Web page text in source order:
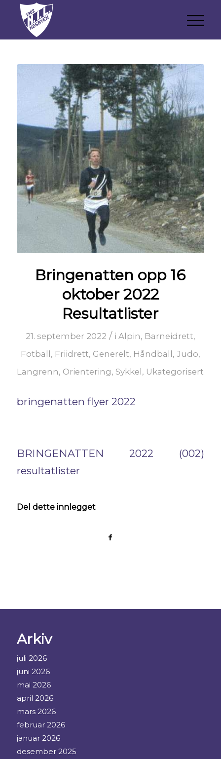
Bringenatten opp 16
oktober 2022
Resultatlister
21. september 2022 / i Alpin, Barneidrett,
Fotball, Friidrett, Generelt, Håndball, Judo,
Langrenn, Orientering,Sykkel, Ukategorisert
bringenatten flyer 2022
BRINGENATTEN 2022 (002)
resultatlister
Del dette innlegget
Arkiv
juli 2026
juni 2026
mai 2026
april 2026
mars 2026
februar 2026
januar 2026
desember 2025